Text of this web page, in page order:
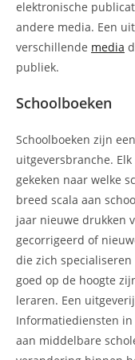
elektronische
andere media. Een
verschillende media
publiek.
Schoolboeken
Schoolboeken zijn
uitgeversbranche.
gekeken naar welke
breed scala aan
jaar nieuwe drukken
gecorrigeerd of
die zich
goed op de hoogte
leraren. Een
Informatiediensten
aan middelbare